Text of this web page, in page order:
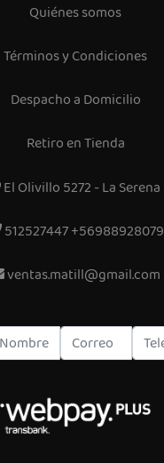
Quiénes somos
Términos y Condiciones
Despacho a Domicilio
Retiro en Tienda
El Olivillo 5272 - La Serena
512527447 +56988928079
ventas.matill@gmail.com